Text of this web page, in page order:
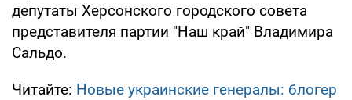
депутаты Херсонского городского совета
представителя партии "Наш край" Владимира
Сальдо.
Читайте: Новые украинские генералы: блогер